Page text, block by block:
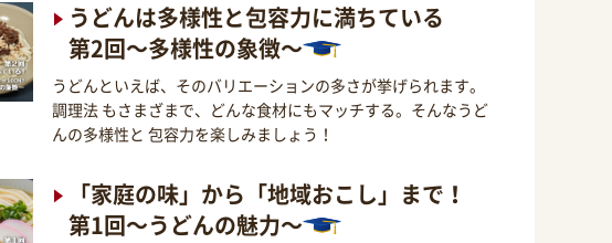
うどんは多様性と包容力に満ちている
第2回～多様性の象徴～
うどんといえば、そのバリエーションの多さが挙げられます。
調理法 もさまざまで、どんな食材にもマッチする。そんなうど
んの多様性と 包容力を楽しみましょう！
「家庭の味」から「地域おこし」まで！
第1回～うどんの魅力～